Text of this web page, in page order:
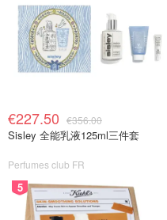
€227.50 €356.00
Sisley 全能乳液125ml三件套
Perfumes club FR
5